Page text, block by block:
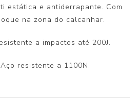
estática e antiderrapante. Com
na zona do calcanhar.
a impactos até 200J.
Aço resistente a 1100N.